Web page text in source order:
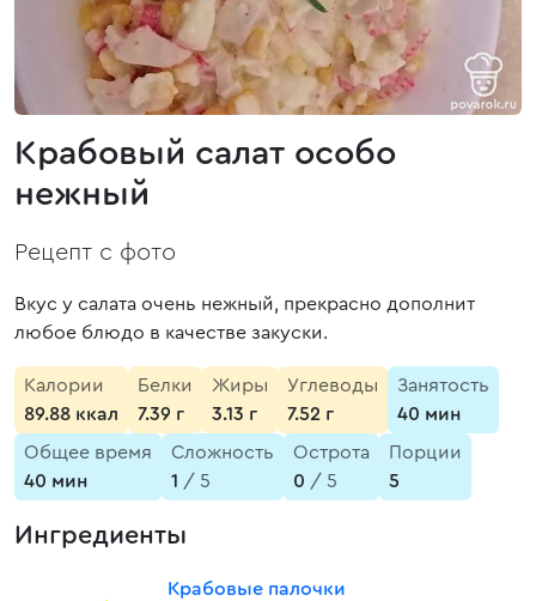
Крабовый салат особо
нежный
Рецепт с фото
Вкус у салата очень нежный, прекрасно дополнит
любое блюдо в качестве закуски.
Калории
89.88 ккал
Белки
7.39 г
Жиры
3.13 г
Углеводы
7.52 г
Занятость
40 мин
Общее время
40 мин
Сложность
1 / 5
Острота
0 / 5
Порции
5
Ингредиенты
Крабовые палочки